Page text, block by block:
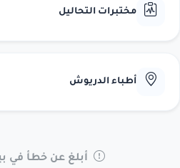
مختبرات التحاليل
أطباء الدريوش
أبلغ عن خطأ في